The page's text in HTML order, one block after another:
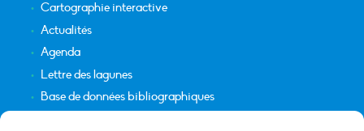
Cartographie interactive
Actualités
Agenda
Lettre des lagunes
Base de données bibliographiques